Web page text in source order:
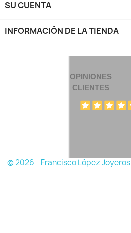
SU CUENTA
INFORMACIÓN DE LA TIENDA
OPINIONES
CLIENTES
© 2026 - Francisco López Joyeros